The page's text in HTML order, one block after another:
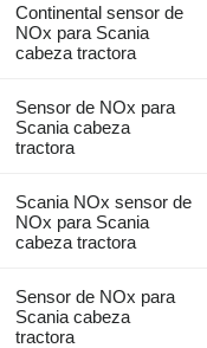
Continental sensor de
NOx para Scania
cabeza tractora
Sensor de NOx para
Scania cabeza
tractora
Scania NOx sensor de
NOx para Scania
cabeza tractora
Sensor de NOx para
Scania cabeza
tractora